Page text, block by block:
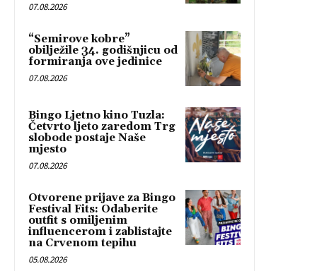
07.08.2026
“Semirove kobre”
obilježile 34. godišnjicu od
formiranja ove jedinice
07.08.2026
Bingo Ljetno kino Tuzla:
Četvrto ljeto zaredom Trg
slobode postaje Naše
mjesto
07.08.2026
Otvorene prijave za Bingo
Festival Fits: Odaberite
outfit s omiljenim
influencerom i zablistajte
na Crvenom tepihu
05.08.2026